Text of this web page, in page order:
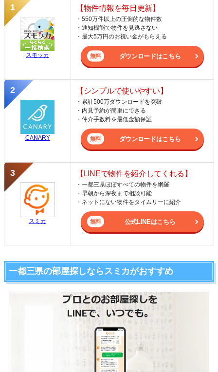
スモッカ
【物件情報を毎日更新】
・550万件以上の圧倒的な物件数
・通知機能で物件を見逃さない
・最大5万円のお祝い金がもらえる
ダウンロードはこちら
CANARY
【シンプルで使いやすい】
・累計500万ダウンロードを突破
・内見予約が簡単にできる
・仲介手数料を最低金額保証
ダウンロードはこちら
スミカ
【LINEで物件を紹介してくれる】
・一都三県ほぼすべての物件を網羅
・早朝から深夜まで相談可能
・ネットにない物件をタイムリーに紹介
公式LINEはこちら
一都三県の部屋探しならスミカがおすすめ